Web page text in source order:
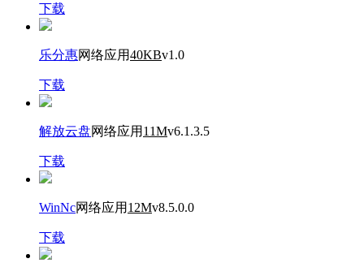
下载
乐分惠网络应用40KBv1.0
下载
解放云盘网络应用 11Mv6.1.3.5
下载
WinNc网络应用 12Mv8.5.0.0
下载